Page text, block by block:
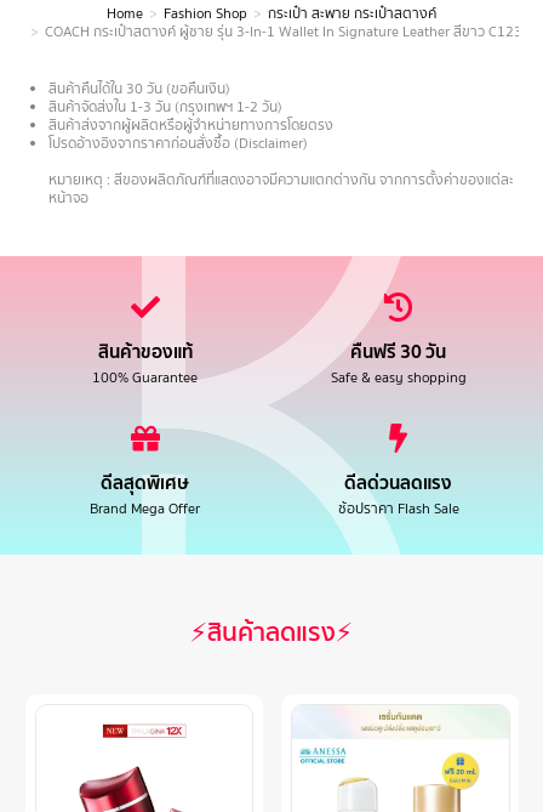
You are here:
Home Fashion Shop
กระเป๋า สะพาย กระเป๋าสตางค์
COACH กระเป๋าสตางค์ ผู้ชาย รุ่น 3-In-1 Wallet In Signature Leather สีขาว C1231
สินค้าคืนได้ใน 30 วัน (ขอคืนเงิน)
สินค้าจัดส่งใน 1-3 วัน (กรุงเทพฯ 1-2 วัน)
สินค้าส่งจากผู้ผลิตหรือผู้จำหน่ายทางการโดยตรง
โปรดอ้างอิงจากราคาก่อนสั่งซื้อ (Disclaimer)
หมายเหตุ : สีของผลิตภัณฑ์ที่แสดงอาจมีความแตกต่างกัน จากการตั้งค่าของแต่ละ
หน้าจอ
สินค้าของแท้
100% Guarantee
คืนฟรี 30 วัน
Safe & easy shopping
ดีลสุดพิเศษ
Brand Mega Offer
ดีลด่วนลดแรง
ช้อปราคา Flash Sale
⚡สินค้าลดแรง⚡